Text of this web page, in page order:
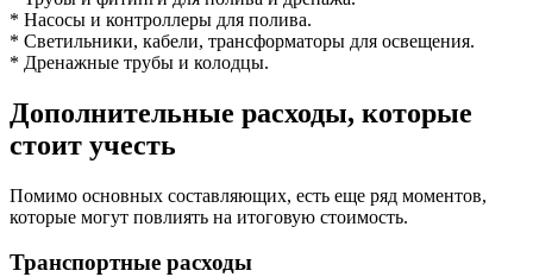
* Насосы и контроллеры для полива.
* Светильники, кабели, трансформаторы для освещения.
* Дренажные трубы и колодцы.
Дополнительные расходы, которые
стоит учесть
Помимо основных составляющих, есть еще ряд моментов,
которые могут повлиять на итоговую стоимость.
Транспортные расходы